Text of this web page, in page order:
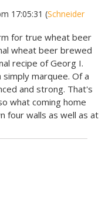
17:05:31 (Schneider
for true wheat beer
wheat beer brewed
recipe of Georg I.
simply marquee. Of a
and strong. That's
what coming home
four walls as well as at